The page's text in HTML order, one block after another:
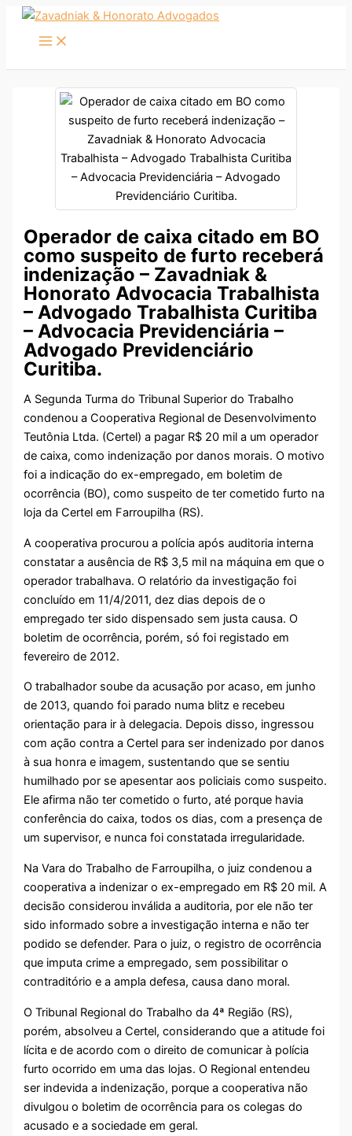
conteúdo
Operador de caixa citado em BO
como suspeito de furto receberá
indenização – Zavadniak &
Honorato Advocacia Trabalhista
– Advogado Trabalhista Curitiba
– Advocacia Previdenciária –
Advogado Previdenciário
Curitiba.
A Segunda Turma do Tribunal Superior do Trabalho
condenou a Cooperativa Regional de Desenvolvimento
Teutônia Ltda. (Certel) a pagar R$ 20 mil a um operador
de caixa, como indenização por danos morais. O motivo
foi a indicação do ex-empregado, em boletim de
ocorrência (BO), como suspeito de ter cometido furto na
loja da Certel em Farroupilha (RS).
A cooperativa procurou a polícia após auditoria interna
constatar a ausência de R$ 3,5 mil na máquina em que o
operador trabalhava. O relatório da investigação foi
concluído em 11/4/2011, dez dias depois de o
empregado ter sido dispensado sem justa causa. O
boletim de ocorrência, porém, só foi registado em
fevereiro de 2012.
O trabalhador soube da acusação por acaso, em junho
de 2013, quando foi parado numa blitz e recebeu
orientação para ir à delegacia. Depois disso, ingressou
com ação contra a Certel para ser indenizado por danos
à sua honra e imagem, sustentando que se sentiu
humilhado por se apesentar aos policiais como suspeito.
Ele afirma não ter cometido o furto, até porque havia
conferência do caixa, todos os dias, com a presença de
um supervisor, e nunca foi constatada irregularidade.
Na Vara do Trabalho de Farroupilha, o juiz condenou a
cooperativa a indenizar o ex-empregado em R$ 20 mil. A
decisão considerou inválida a auditoria, por ele não ter
sido informado sobre a investigação interna e não ter
podido se defender. Para o juiz, o registro de ocorrência
que imputa crime a empregado, sem possibilitar o
contraditório e a ampla defesa, causa dano moral.
O Tribunal Regional do Trabalho da 4ª Região (RS),
porém, absolveu a Certel, considerando que a atitude foi
lícita e de acordo com o direito de comunicar à polícia
furto ocorrido em uma das lojas. O Regional entendeu
ser indevida a indenização, porque a cooperativa não
divulgou o boletim de ocorrência para os colegas do
acusado e a sociedade em geral.